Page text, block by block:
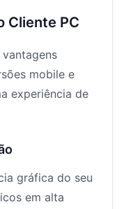
Cliente PC
mobile e
experiência de
gráfica do seu
em alta